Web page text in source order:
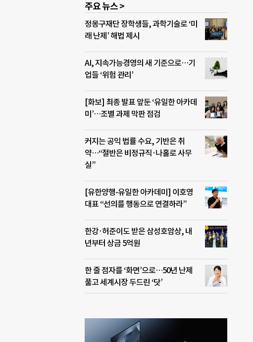
주요 뉴스 >
정몽구재단 장학생들, 과학기술로 ‘미
래 난제’ 해법 제시
AI, 지속가능경영의 새 기준으로…기
업들 ‘위험 관리’
[화보] 최종 발표 앞둔 ‘유일한 아카데
미’…조별 과제 막판 점검
커지는 공익 법률 수요, 기반은 취
약…“절반은 비정규직·나홀로 사무
실”
[유한양행-유일한 아카데미] 이호영
대표 “선의를 행동으로 연결하라”
한강·허준이도 받은 삼성호암상, 내
년부터 상금 5억원
한 줄 점자를 ‘화면’으로…50년 난제
풀고 세계시장 두드린 ‘닷’